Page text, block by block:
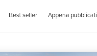
Best seller Appena pubblicati